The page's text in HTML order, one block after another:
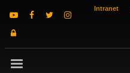
Intranet